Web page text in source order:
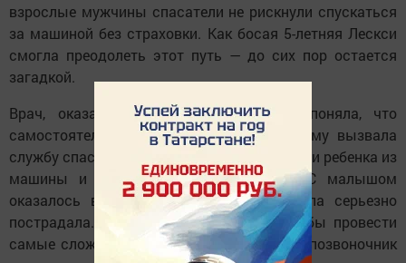
взрослые мужчины спасатели не рискнули спускаться
за машиной без страховки. Как босая 5-летняя Лескси
смогла преодолеть этот путь — до сих пор остается
загадкой.
Врач, оказавшийся на месте, быстро поняла, что
самостоятельно она не справится, поэтому вызвала
службу спасения. Спасатели достали маму и ребенка из
машины и отправили их в больницу. С малышом
оказалось все в порядке, но вот Анжела серьезно
пострадала. Потребовалось 19 дней, чтобы провести
самые сложные операции и «собрать» ее позвоночник